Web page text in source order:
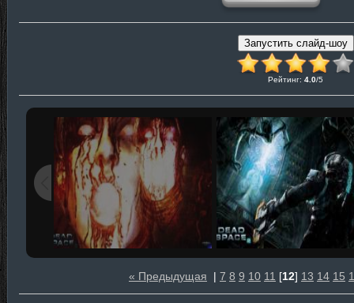
Рейтинг: 4.0/5
« Предыдущая | 7 8 9 10 11 [12] 13 14 15